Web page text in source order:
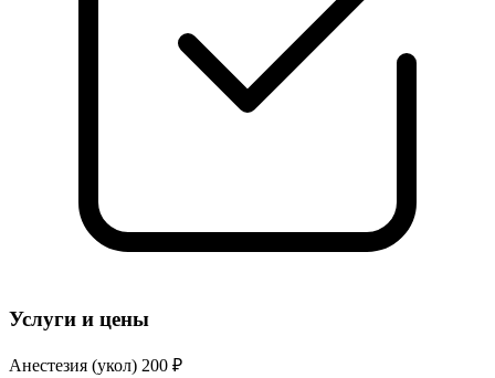
Услуги и цены
Анестезия (укол) 200 ₽